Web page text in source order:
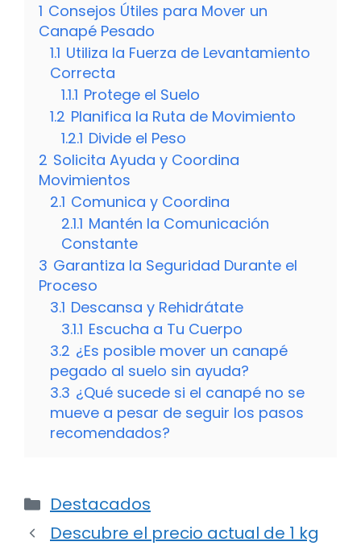
1 Consejos Útiles para Mover un
Canapé Pesado
1.1 Utiliza la Fuerza de Levantamiento
Correcta
1.1.1 Protege el Suelo
1.2 Planifica la Ruta de Movimiento
1.2.1 Divide el Peso
2 Solicita Ayuda y Coordina
Movimientos
2.1 Comunica y Coordina
2.1.1 Mantén la Comunicación
Constante
3 Garantiza la Seguridad Durante el
Proceso
3.1 Descansa y Rehidrátate
3.1.1 Escucha a Tu Cuerpo
3.2 ¿Es posible mover un canapé
pegado al suelo sin ayuda?
3.3 ¿Qué sucede si el canapé no se
mueve a pesar de seguir los pasos
recomendados?
Categorías
Destacados
Descubre el precio actual de 1 kg